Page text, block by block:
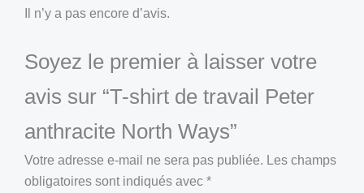
Il n’y a pas encore d’avis.
Soyez le premier à laisser votre
avis sur “T-shirt de travail Peter
anthracite North Ways”
Votre adresse e-mail ne sera pas publiée. Les champs
obligatoires sont indiqués avec *